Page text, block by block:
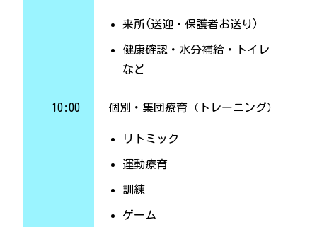
来所(送迎・保護者お送り)
健康確認・水分補給・トイレ
など
10:00 個別・集団療育（トレーニング）
リトミック
運動療育
訓練
ゲーム